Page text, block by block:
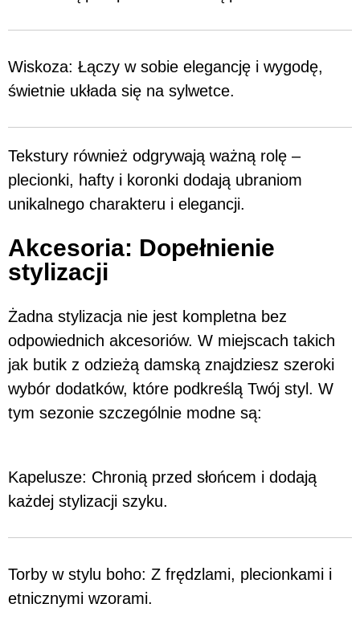
Wiskoza: Łączy w sobie elegancję i wygodę,
świetnie układa się na sylwetce.
Tekstury również odgrywają ważną rolę –
plecionki, hafty i koronki dodają ubraniom
unikalnego charakteru i elegancji.
Akcesoria: Dopełnienie
stylizacji
Żadna stylizacja nie jest kompletna bez
odpowiednich akcesoriów. W miejscach takich
jak butik z odzieżą damską znajdziesz szeroki
wybór dodatków, które podkreślą Twój styl. W
tym sezonie szczególnie modne są:
Kapelusze: Chronią przed słońcem i dodają
każdej stylizacji szyku.
Torby w stylu boho: Z frędzlami, plecionkami i
etnicznymi wzorami.